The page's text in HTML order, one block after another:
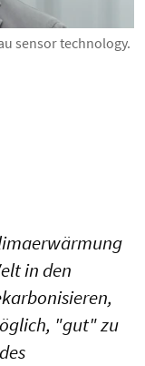
sensor technology.
in den
"gut" zu